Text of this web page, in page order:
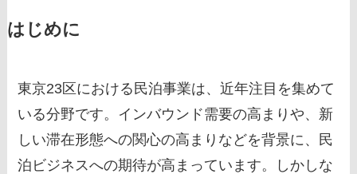
はじめに
東京23区における民泊事業は、近年注目を集めて
いる分野です。インバウンド需要の高まりや、新
しい滞在形態への関心の高まりなどを背景に、民
泊ビジネスへの期待が高まっています。しかしな